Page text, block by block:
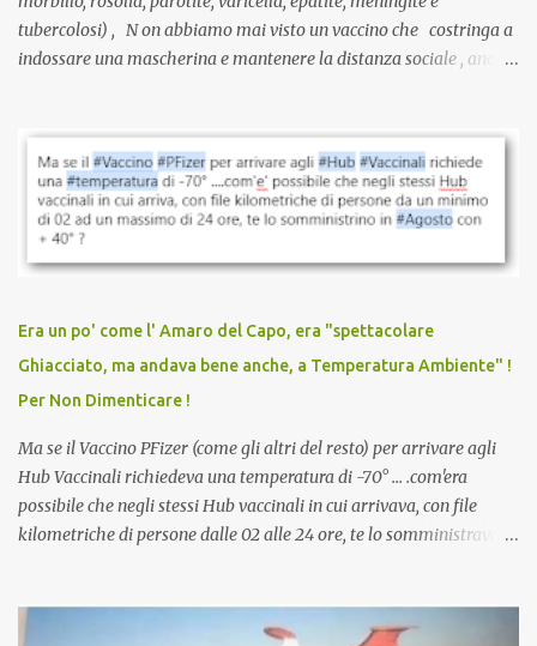
tubercolosi) , N on abbiamo mai visto un vaccino che costringa a
indossare una mascherina e mantenere la distanza sociale , anche
vaccinazione. Non avevamo mai sentito parlare di ricompense,
sconti, incentivi per vaccinarsi. Non avevamo mai visto
discriminazioni per coloro che non l’hanno fatto. Se non sei stato
vaccinato, nessuno aveva prima cercato di farti sentire una
persona cattiva. Non avevamo mai visto un vaccino che minacci le
vaccino usato per minacciare i mezzi di sussistenza, il lavoro o la
scuola. Non avevamo mai visto un vaccino che permettesse a un
dodicenne di ignorare il consenso dei genitori. Dopo tutti i vaccini
che abbiamo elencato sopra...
Era un po' come l' Amaro del Capo, era "spettacolare
Ghiacciato, ma andava bene anche, a Temperatura Ambiente" !
Per Non Dimenticare !
Ma se il Vaccino PFizer (come gli altri del resto) per arrivare agli
Hub Vaccinali richiedeva una temperatura di -70° ... .com'era
possibile che negli stessi Hub vaccinali in cui arrivava, con file
kilometriche di persone dalle 02 alle 24 ore, te lo somministravano
Vaccino come: l' Amaro del Capo, era "spettacolare Ghiacciato, ma